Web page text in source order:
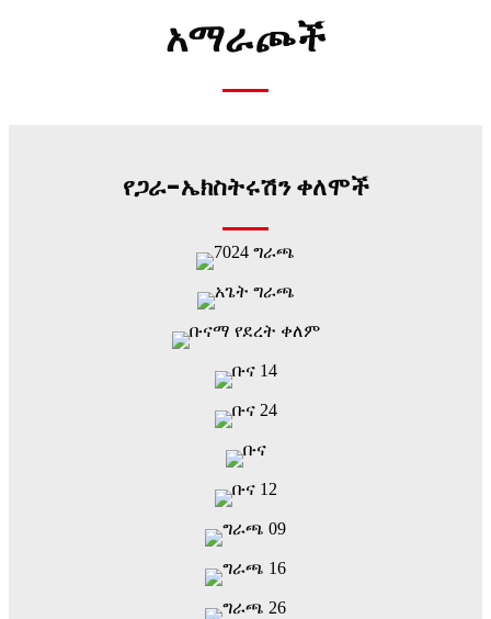
አማራጮች
የጋራ-ኤክስትሩሽን ቀለሞች